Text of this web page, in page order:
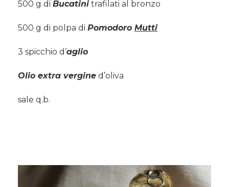
500 g di Bucatinitrafilati al bronzo
500 g di polpa di Pomodoro Mutti
3 spicchio d’aglio
Olio extra vergine d’oliva
sale q.b.